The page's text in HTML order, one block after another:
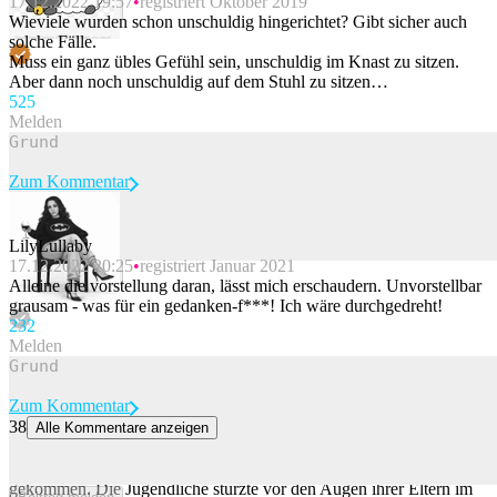
Beitrag melden
Wieviele wurden schon unschuldig hingerichtet? Gibt sicher auch
solche Fälle.
Muss ein ganz übles Gefühl sein, unschuldig im Knast zu sitzen.
Aber dann noch unschuldig auf dem Stuhl zu sitzen…
525
Melden
Beitrag melden
Zum Kommentar
LilyLullaby
17.12.2022 20:25 registriert Januar 2021
Alleine die vorstellung daran, lässt mich erschaudern. Unvorstellbar
grausam - was für ein gedanken-f***! Ich wäre durchgedreht!
232
Melden
Zum Kommentar
38 Alle Kommentare anzeigen
gekommen. Die Jugendliche stürzte vor den Augen ihrer Eltern im